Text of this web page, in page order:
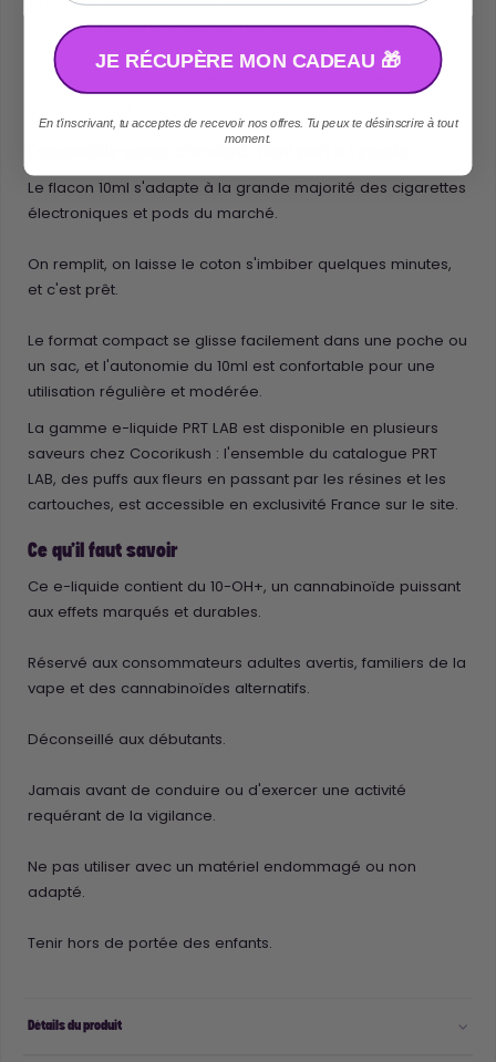
progressif et la détente durable propres au 10-OH+.
Pas besoin d'en faire beaucoup pour comprendre ce que
Le flacon 10ml s'adapte à la grande majorité des cigarettes
électroniques et pods du marché.
On remplit, on laisse le coton s'imbiber quelques minutes,
et c'est prêt.
Le format compact se glisse facilement dans une poche ou
un sac, et l'autonomie du 10ml est confortable pour une
utilisation régulière et modérée.
La gamme e-liquide PRT LAB est disponible en plusieurs
saveurs chez Cocorikush : l'ensemble du catalogue PRT
LAB, des puffs aux fleurs en passant par les résines et les
cartouches, est accessible en exclusivité France sur le site.
Ce qu'il faut savoir
Ce e-liquide contient du 10-OH+, un cannabinoïde puissant
aux effets marqués et durables.
Réservé aux consommateurs adultes avertis, familiers de la
vape et des cannabinoïdes alternatifs.
Déconseillé aux débutants.
Jamais avant de conduire ou d'exercer une activité
requérant de la vigilance.
Ne pas utiliser avec un matériel endommagé ou non
adapté.
Tenir hors de portée des enfants.
Détails du produit
JE RÉCUPÈRE MON CADEAU 🎁
En t'inscrivant, tu acceptes de recevoir nos offres. Tu peux te désinscrire à tout
moment.